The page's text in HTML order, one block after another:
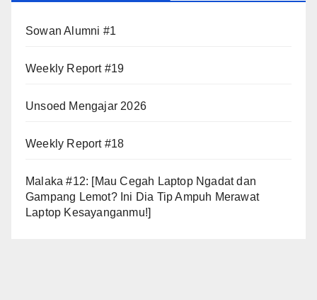
Sowan Alumni #1
Weekly Report #19
Unsoed Mengajar 2026
Weekly Report #18
Malaka #12: [Mau Cegah Laptop Ngadat dan
Gampang Lemot? Ini Dia Tip Ampuh Merawat
Laptop Kesayanganmu!]